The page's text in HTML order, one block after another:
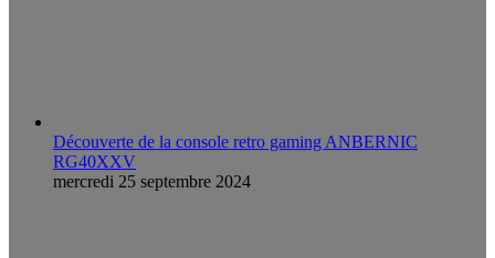
Découverte de la console retro gaming ANBERNIC
RG40XXV
mercredi 25 septembre 2024